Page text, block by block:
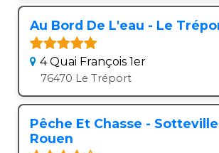
Au Bord De L'eau - Le
4 Quai François 1er
76470 Le Tréport
Pêche Et Chasse -
Rouen